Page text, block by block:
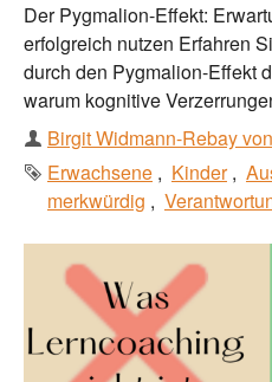
Der Pygmalion-Effekt:
erfolgreich nutzen Erfahren
durch den Pygmalion-Effekt
warum kognitive
Autor
Birgit Widmann-Rebay
Schlagworte
Erwachsene Kinder
merkwürdig